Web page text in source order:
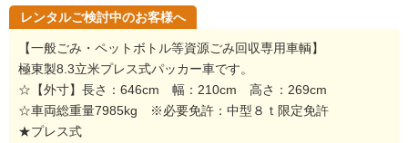
レンタルご検討中のお客様へ
【一般ごみ・ペットボトル等資源ごみ回収専用車輌】
極東製8.3立米プレス式パッカー車です。
☆【外寸】長さ：646cm 幅：210cm 高さ：269cm
☆車両総重量7985kg ※必要免許：中型８ｔ限定免許
★プレス式